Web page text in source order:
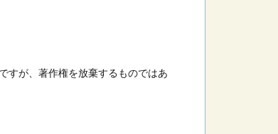
すが、著作権を放棄するものではあ